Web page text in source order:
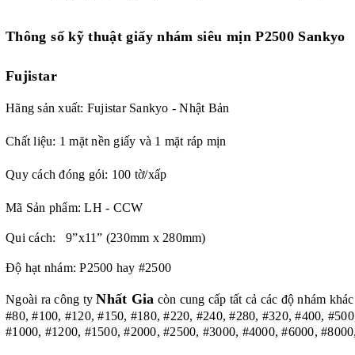
Thông số kỹ thuậtgiấy nhám siêu mịn P2500 Sankyo
Fujistar
Hãng sản xuất: Fujistar Sankyo - Nhật Bản
Chất liệu: 1 mặt nền giấy và 1 mặt ráp mịn
Quy cách đóng gói: 100 tờ/xấp
Mã Sản phẩm: LH - CCW
Qui cách: 9”x11” (230mm x 280mm)
Độ hạt nhám: P2500 hay #2500
Ngoài ra công tyNhất Gia còn cung cấp tất cả các độ nhám
#80, #100, #120, #150, #180, #220, #240, #280, #320, #400,
#1000, #1200, #1500, #2000, #2500, #3000, #4000, #6000,